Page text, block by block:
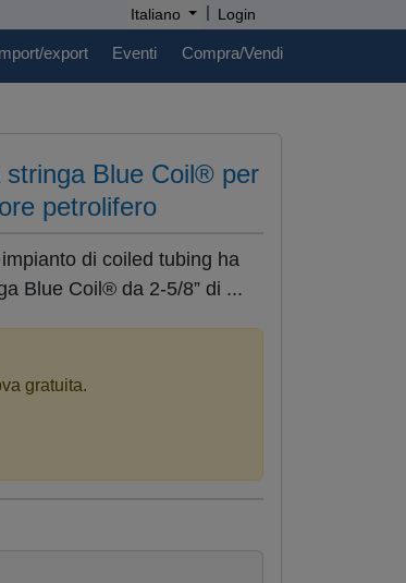
Italiano | Login
export Eventi Compra/Vendi
stringa Blue Coil® per
petrolifero
di coiled tubing ha
Blue Coil® da 2-5/8” di ...
gratuita.